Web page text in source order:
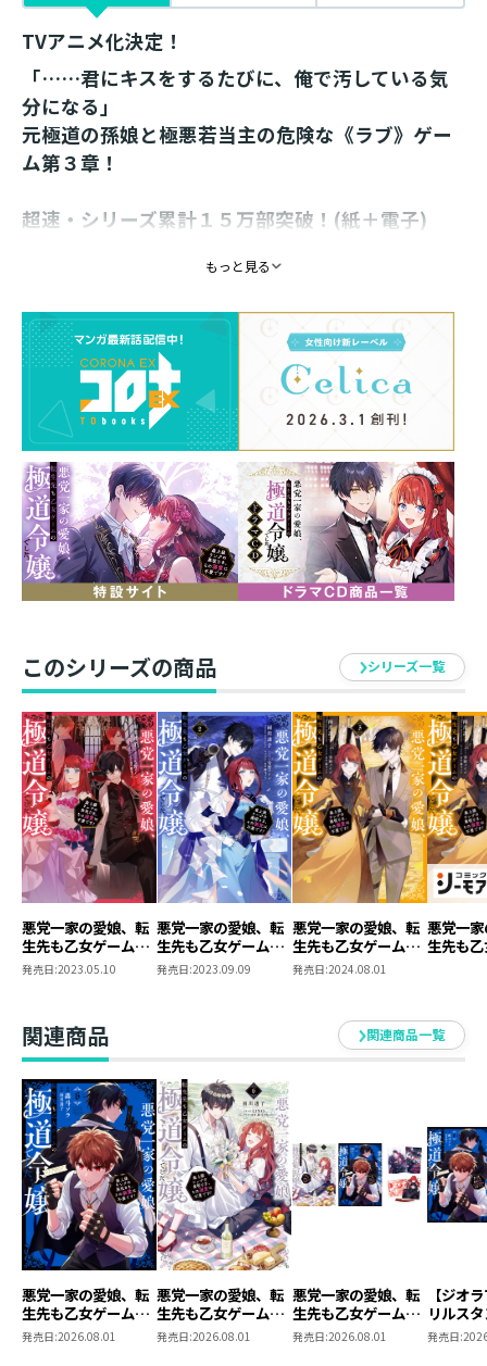
TVアニメ化決定！
「……君にキスをするたびに、俺で汚している気
分になる」
元極道の孫娘と極悪若当主の危険な《ラブ》ゲー
ム第３章！
超速・シリーズ累計１５万部突破！(紙＋電子)
書き下ろし番外編＆コミカライズ試し読み収録！
収録特別書き下ろし番外編
「フランチェスカの、永遠の幸福を願いたいレオ
ナルドのお話」
ふたりの恋愛関係に、ついに変化が……？ 魔灯夜祭が
楽しみな元極道一家の孫娘・フランチェスカに、第三章
のイベント『ミストレアルの輝石盗難事件』が迫りく
る。祭りの仮装に身を包み、お披露目の場に潜入する
が、自分を庇ったレオナルドが、"幼い子供の姿"になっ
てしまった!? 元に戻るための条件は【真実の気持ちを
曝け出すこと】で──「君は、俺の世界で唯一の暖かい
光だ」芸術を愛する孤高の美青年・ダヴィードも巻き込
極悪若当主の危険な《ラブ》ゲーム第３巻！
著者：雨川透子
悪党一家の愛娘、あくまな第3巻です！
フランチェスカへの感情を、彼女のために隠すレオナル
ド。
そんなレオナルドを、とある事情から守りたいフランチ
ェスカ、
きらきらのフランチェスカに戸惑う孤高の一匹狼、ダヴ
ィードのお話です！
少しでもお楽しみいただけますように！
X（Twitter）:@ameame_honey
イラスト：安野メイジ
お楽しみ頂けますと幸いです。
もっと見る
このシリーズの商品 シリーズ一覧
悪党一家の愛娘、転
生先も乙女ゲームの
極道令嬢でした。～
発売日:2023.05.10
悪党一家の愛娘、転
生先も乙女ゲームの
極道令嬢でした。2
発売日:2023.09.09
悪党一家の愛娘、転
生先も乙女ゲームの
極道令嬢でした。3
不要です！～
発売日:2024.08.01
悪党一
生先も
不要で
モア限
ろし短
関連商品 関連商品一覧
悪党一家の愛娘、転
生先も乙女ゲームの
極道令嬢でした。～
発売日:2026.08.01
悪党一家の愛娘、転
生先も乙女ゲームの
極道令嬢でした。６
発売日:2026.08.01
悪党一家の愛娘、転
生先も乙女ゲームの
極道令嬢でした。６
発売日:2026.08.01
【ジオ
リルス
悪党一
発売日: